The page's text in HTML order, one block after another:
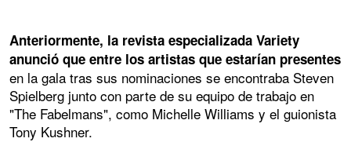
Anteriormente, la revista especializada Variety
anunció que entre los artistas que estarían presentes
en la gala tras sus nominaciones se encontraba Steven
Spielberg junto con parte de su equipo de trabajo en
"The Fabelmans", como Michelle Williams y el guionista
Tony Kushner.